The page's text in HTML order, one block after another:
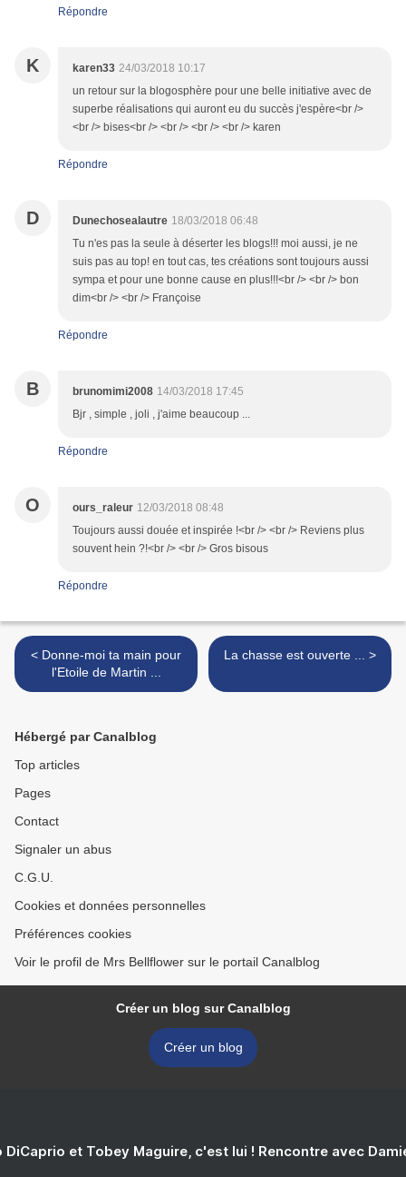
Répondre
K karen33 24/03/2018 10:17
un retour sur la blogosphère pour une belle initiative avec de
superbe réalisations qui auront eu du succès j'espère<br />
<br /> bises<br /> <br /> <br /> <br /> karen
Répondre
D Dunechosealautre 18/03/2018 06:48
Tu n'es pas la seule à déserter les blogs!!! moi aussi, je ne
suis pas au top! en tout cas, tes créations sont toujours aussi
sympa et pour une bonne cause en plus!!!<br /> <br /> bon
dim<br /> <br /> Françoise
Répondre
B brunomimi2008 14/03/2018 17:45
Bjr , simple , joli , j'aime beaucoup ...
Répondre
O ours_raleur 12/03/2018 08:48
Toujours aussi douée et inspirée !<br /> <br /> Reviens plus
souvent hein ?!<br /> <br /> Gros bisous
Répondre
< Donne-moi ta main pour
l'Etoile de Martin ...
La chasse est ouverte ... >
Hébergé par Canalblog
Top articles
Pages
Contact
Signaler un abus
C.G.U.
Cookies et données personnelles
Préférences cookies
Voir le profil de Mrs Bellflower sur le portail Canalblog
Créer un blog sur Canalblog
Créer un blog
DiCaprio et Tobey Maguire, c'est lui ! Rencontre avec